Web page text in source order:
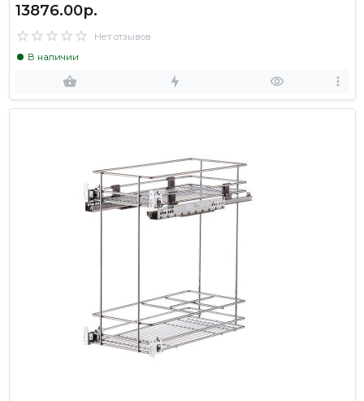
13876.00р.
Нет отзывов
В наличии